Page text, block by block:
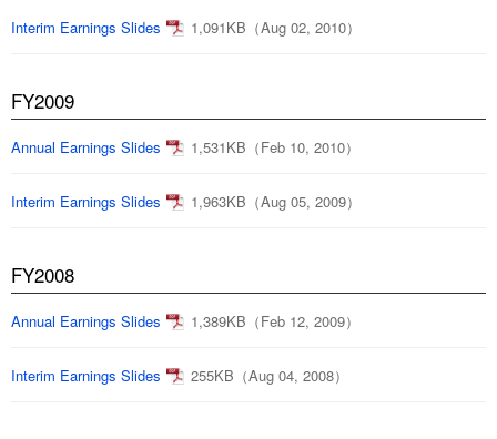
Interim Earnings Slides 1,091KB（Aug 02, 2010）
FY2009
Annual Earnings Slides 1,531KB（Feb 10, 2010）
Interim Earnings Slides 1,963KB（Aug 05, 2009）
FY2008
Annual Earnings Slides 1,389KB（Feb 12, 2009）
Interim Earnings Slides 255KB（Aug 04, 2008）